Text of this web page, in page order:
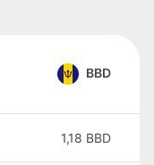
BBD
1,18 BBD